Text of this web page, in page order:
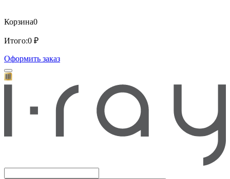
Корзина0
Итого:0 ₽
Оформить заказ